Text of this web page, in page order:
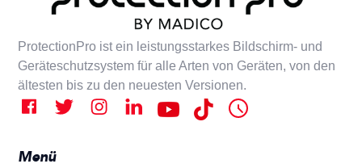
ProtectionPro ist ein leistungsstarkes Bildschirm- und
Geräteschutzsystem für alle Arten von Geräten, von den
ältesten bis zu den neuesten Versionen.
Menü